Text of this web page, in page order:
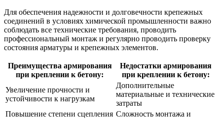
Для обеспечения надежности и долговечности крепежных
соединений в условиях химической промышленности важно
соблюдать все технические требования, проводить
профессиональный монтаж и регулярно проводить проверку
состояния арматуры и крепежных элементов.
Преимущества армирования
при креплении к бетону:
Недостатки армирования
при креплении к бетону:
Увеличение прочности и
устойчивости к нагрузкам
Дополнительные
материальные и технические
затраты
Повышение степени сцепления Сложность монтажа и